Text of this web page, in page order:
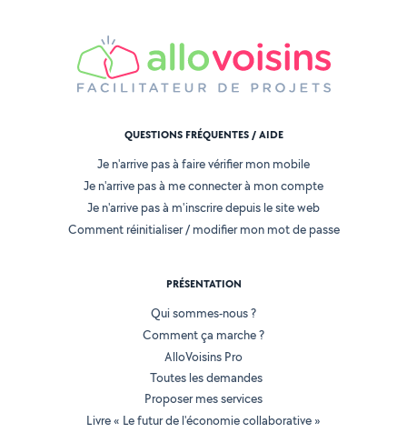
QUESTIONS FRÉQUENTES / AIDE
Je n'arrive pas à faire vérifier mon mobile
Je n'arrive pas à me connecter à mon compte
Je n'arrive pas à m'inscrire depuis le site web
Comment réinitialiser / modifier mon mot de passe
PRÉSENTATION
Qui sommes-nous ?
Comment ça marche ?
AlloVoisins Pro
Toutes les demandes
Proposer mes services
Livre « Le futur de l'économie collaborative »